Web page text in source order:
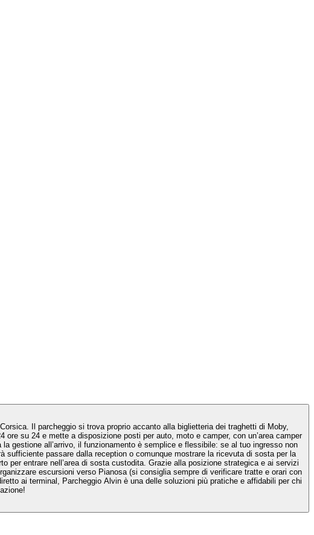
di Moby,
sufficiente passare dalla reception o comunque mostrare la ricevuta di sosta per la
escursioni verso Pianosa (si consiglia sempre di verificare tratte e orari con